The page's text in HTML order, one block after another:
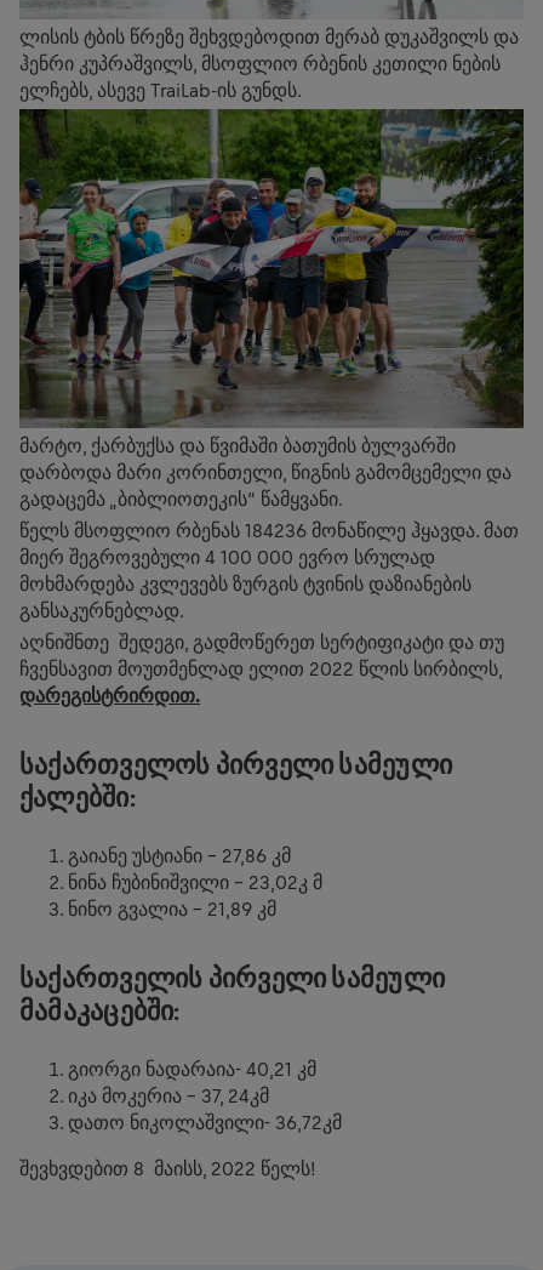
ლისის ტბის წრეზე შეხვდებოდით მერაბ დუკაშვილს და
ჰენრი კუპრაშვილს, მსოფლიო რბენის კეთილი ნების
ელჩებს, ასევე TraiLab-ის გუნდს.
მარტო, ქარბუქსა და წვიმაში ბათუმის ბულვარში
დარბოდა მარი კორინთელი, წიგნის გამომცემელი და
გადაცემა „ბიბლიოთეკის“ წამყვანი.
წელს მსოფლიო რბენას 184236 მონაწილე ჰყავდა. მათ
მიერ შეგროვებული 4 100 000 ევრო სრულად
მოხმარდება კვლევებს ზურგის ტვინის დაზიანების
განსაკურნებლად.
აღნიშნთე შედეგი, გადმოწერეთ სერტიფიკატი და თუ
ჩვენსავით მოუთმენლად ელით 2022 წლის სირბილს,
დარეგისტრირდით.
ᲡᲐᲥᲐᲠᲗᲕᲔᲚᲝᲡ ᲞᲘᲠᲕᲔᲚᲘ ᲡᲐᲛᲔᲣᲚᲘ
ᲥᲐᲚᲔᲑᲨᲘ:
გაიანე უსტიანი - 27,86 კმ
ნინა ჩუბინიშვილი - 23,02კ მ
ნინო გვალია - 21,89 კმ
ᲡᲐᲥᲐᲠᲗᲕᲔᲚᲘᲡ ᲞᲘᲠᲕᲔᲚᲘ ᲡᲐᲛᲔᲣᲚᲘ
ᲛᲐᲛᲐᲙᲐᲪᲔᲑᲨᲘ:
გიორგი ნადარაია- 40,21 კმ
იკა მოკერია - 37, 24კმ
დათო ნიკოლაშვილი- 36,72კმ
შევხვდებით 8 მაისს, 2022 წელს!